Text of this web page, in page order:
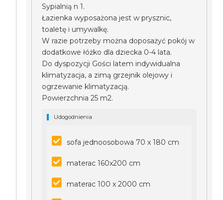
Sypialnią n 1.
Łazienka wyposażona jest w prysznic,
toaletę i umywalkę.
W razie potrzeby można doposażyć pokój w
dodatkowe łóżko dla dziecka 0-4 lata.
Do dyspozycji Gości latem indywidualna
klimatyzacja, a zimą grzejnik olejowy i
ogrzewanie klimatyzacją.
Powierzchnia 25 m2.
Udogodnienia
sofa jednoosobowa 70 x 180 cm
materac 160x200 cm
materac 100 x 2000 cm